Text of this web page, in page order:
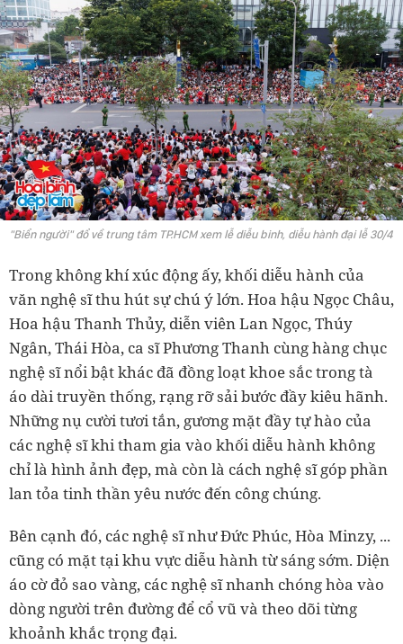
"Biển người" đổ về trung tâm TP.HCM xem lễ diễu binh, diễu hành đại lễ 30/4
Trong không khí xúc động ấy, khối diễu hành của
văn nghệ sĩ thu hút sự chú ý lớn. Hoa hậu Ngọc Châu,
Hoa hậu Thanh Thủy, diễn viên Lan Ngọc, Thúy
Ngân, Thái Hòa, ca sĩ Phương Thanh cùng hàng chục
nghệ sĩ nổi bật khác đã đồng loạt khoe sắc trong tà
áo dài truyền thống, rạng rỡ sải bước đầy kiêu hãnh.
Những nụ cười tươi tắn, gương mặt đầy tự hào của
các nghệ sĩ khi tham gia vào khối diễu hành không
chỉ là hình ảnh đẹp, mà còn là cách nghệ sĩ góp phần
lan tỏa tinh thần yêu nước đến công chúng.
Bên cạnh đó, các nghệ sĩ như Đức Phúc, Hòa Minzy, ...
cũng có mặt tại khu vực diễu hành từ sáng sớm. Diện
áo cờ đỏ sao vàng, các nghệ sĩ nhanh chóng hòa vào
dòng người trên đường để cổ vũ và theo dõi từng
khoảnh khắc trọng đại.